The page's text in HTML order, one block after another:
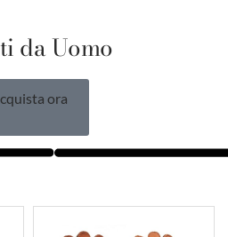
da Uomo
ora